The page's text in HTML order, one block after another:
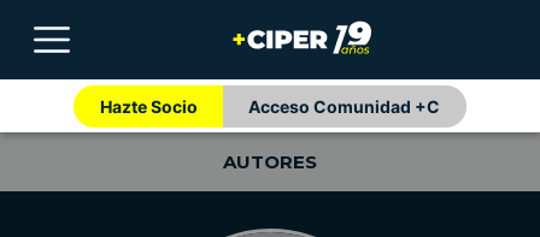
Hazte Socio Acceso Comunidad +C
AUTORES